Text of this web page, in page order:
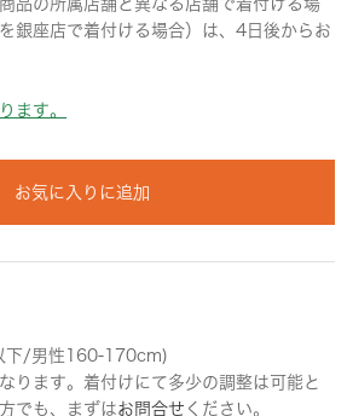
品の所属店舗と異なる店舗で着付ける場
銀座店で着付ける場合）は、4日後からお
ます。
お気に入りに追加
下/男性160-170cm)
ります。着付けにて多少の調整は可能と
でも、まずはお問合せ ください。